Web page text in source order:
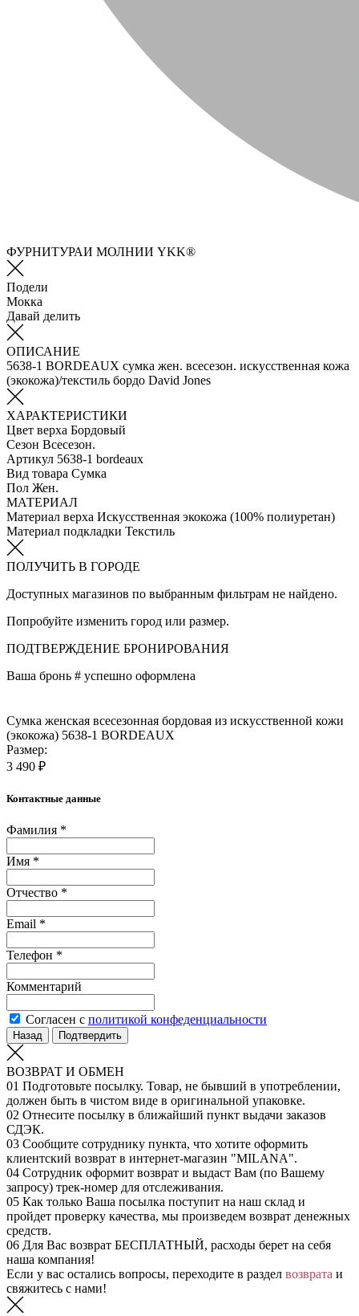
ФУРНИТУРАИ МОЛНИИ YKK®
Подели
Мокка
Давай делить
ОПИСАНИЕ
5638-1 BORDEAUX сумка жен. всесезон. искусственная кожа
(экокожа)/текстиль бордо David Jones
ХАРАКТЕРИСТИКИ
Цвет верха Бордовый
Сезон Всесезон.
Артикул 5638-1 bordeaux
Вид товара Сумка
Пол Жен.
МАТЕРИАЛ
Материал верха Искусственная экокожа (100% полиуретан)
Материал подкладки Текстиль
ПОЛУЧИТЬ В ГОРОДЕ
Доступных магазинов по выбранным фильтрам не найдено.
Попробуйте изменить город или размер.
ПОДТВЕРЖДЕНИЕ БРОНИРОВАНИЯ
Ваша бронь # успешно оформлена
Сумка женская всесезонная бордовая из искусственной кожи
(экокожа) 5638-1 BORDEAUX
Размер:
3 490 ₽
Контактные данные
Фамилия *
Имя *
Отчество *
Email *
Телефон *
Комментарий
Согласен с политикой конфеденциальности
Назад Подтвердить
ВОЗВРАТ И ОБМЕН
01 Подготовьте посылку. Товар, не бывший в употреблении,
должен быть в чистом виде в оригинальной упаковке.
02 Отнесите посылку в ближайший пункт выдачи заказов
СДЭК.
03 Сообщите сотруднику пункта, что хотите оформить
клиентский возврат в интернет-магазин "MILANA".
04 Сотрудник оформит возврат и выдаст Вам (по Вашему
запросу) трек-номер для отслеживания.
05 Как только Ваша посылка поступит на наш склад и
пройдет проверку качества, мы произведем возврат денежных
средств.
06 Для Вас возврат БЕСПЛАТНЫЙ, расходы берет на себя
наша компания!
Если у вас остались вопросы, переходите в раздел возврата и
свяжитесь с нами!